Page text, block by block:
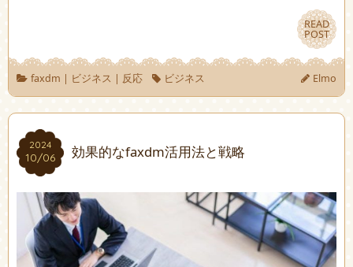
READ
POST
READ
POST
faxdm | ビジネス | 反応 ビジネス Elmo
2024
10/06
2024
10/06 効果的なfaxdm活用法と戦略